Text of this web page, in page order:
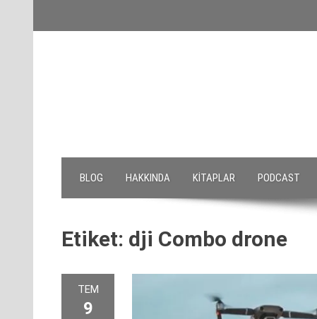
BLOG HAKKINDA KITAPLAR PODCAST
Etiket: dji Combo drone
TEM
9